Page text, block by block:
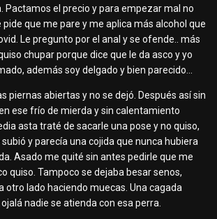
Pactamos el precio y para empezar mal no
pide que me pare y me aplica más alcohol que
Le pregunto por el anal y se ofende.. más
chupar porque dice que le da asco y yo
además soy delgado y bien parecido...
piernas abiertas y no se dejó. Después así sin
ese frío de mierda y sin calentamiento
asta traté de sacarle una pose y no quiso,
y parecía una cojida que nunca hubiera
Asado me quité sin antes pedirle que me
quiso. Tampoco se dejaba besar senos,
otro lado haciendo muecas. Una cagada
nadie se atienda con esa perra.